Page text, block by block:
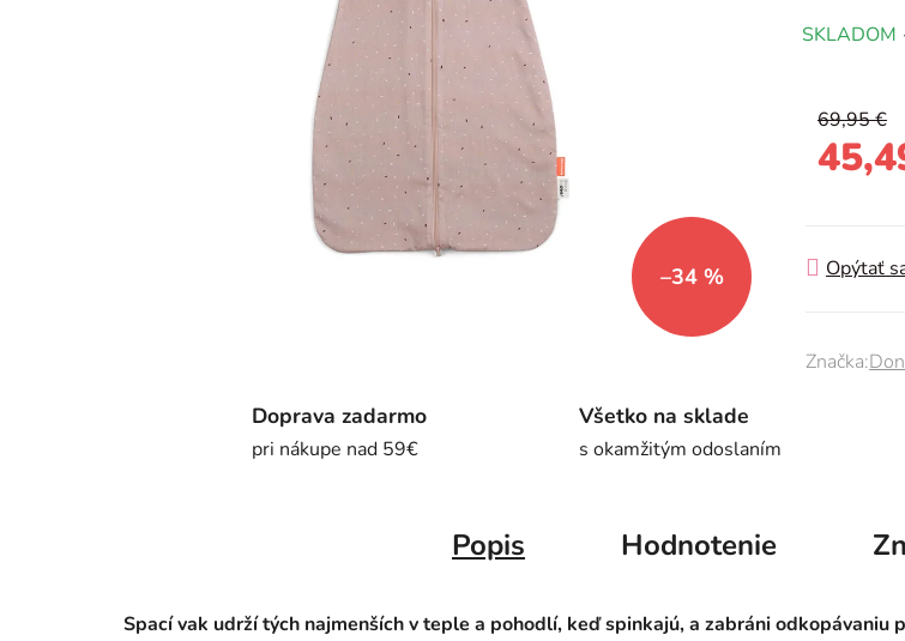
je
hviezdičiek.
SKLADOM
69,95 €
Opýtať
Značka:
–34 %
Doprava zadarmo
pri nákupe nad 59€
Všetko na sklade
s okamžitým odoslaním
Popis Hodnotenie
Spací vak udrží tých najmenších v teple a pohodlí, keď spinkajú, a zabráni odkopávaniu